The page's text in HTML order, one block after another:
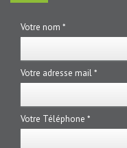
Votre nom *
Votre adresse mail *
Votre Téléphone *